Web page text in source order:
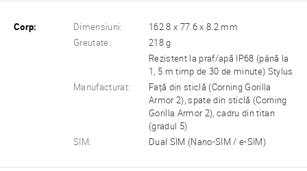
Corp: Dimensiuni:
162.8 x 77.6 x 8.2 mm
Greutate:
218 g
Rezistent la praf/apă IP68 (până la
1, 5 m timp de 30 de minute) Stylus
Manufacturat:
Față din sticlă (Corning Gorilla
Armor 2), spate din sticlă (Corning
Gorilla Armor 2), cadru din titan
(gradul 5)
SIM:
Dual SIM (Nano-SIM / e-SIM)